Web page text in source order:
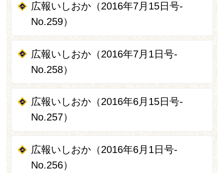
広報いしおか（2016年7月15日号-
No.259）
広報いしおか（2016年7月1日号-
No.258）
広報いしおか（2016年6月15日号-
No.257）
広報いしおか（2016年6月1日号-
No.256）